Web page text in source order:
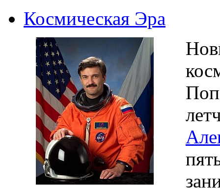
Космическая Эра